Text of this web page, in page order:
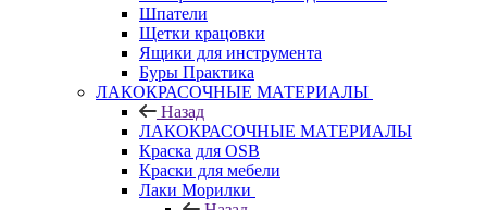
Шпатели
Щетки крацовки
Ящики для инструмента
Буры Практика
ЛАКОКРАСОЧНЫЕ МАТЕРИАЛЫ
Назад
ЛАКОКРАСОЧНЫЕ МАТЕРИАЛЫ
Краска для OSB
Краски для мебели
Лаки Морилки